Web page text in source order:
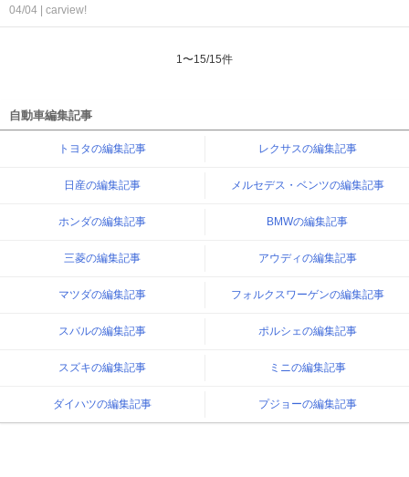
04/04 | carview!
1 〜15/15件
自動車編集記事
トヨタの編集記事 レクサスの編集記事
日産の編集記事 メルセデス・ベンツの編集記事
ホンダの編集記事 BMWの編集記事
三菱の編集記事 アウディの編集記事
マツダの編集記事 フォルクスワーゲンの編集記事
スバルの編集記事 ポルシェの編集記事
スズキの編集記事 ミニの編集記事
ダイハツの編集記事 プジョーの編集記事